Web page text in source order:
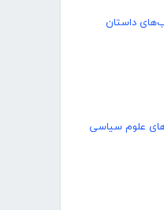
داستان
علوم سیاسی